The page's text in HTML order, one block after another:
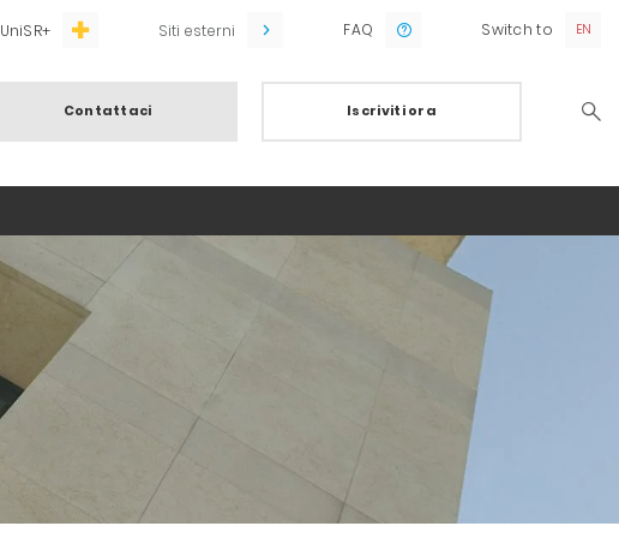
UniSR+ Siti esterni FAQ Switch to
Contattaci Iscriviti ora